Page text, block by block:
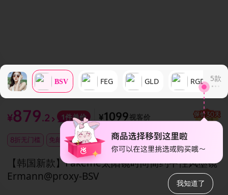
BSV FEG GLD RGD 5款
¥879.2 1件单价 ¥1099视客价
8折无门槛 免邮券
【韩国新款】Fakeme太阳镜时尚简约中性风墨镜
Ermann@proxy-BSV
我知道了